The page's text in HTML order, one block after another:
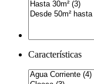
Características